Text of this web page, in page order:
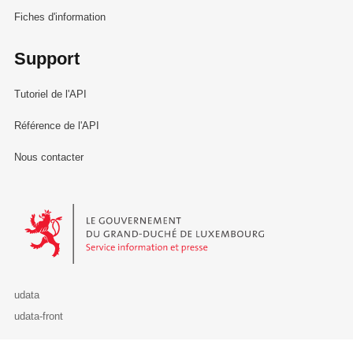
Fiches d'information
Support
Tutoriel de l'API
Référence de l'API
Nous contacter
Le Gouvernement du Grand-Duché de Luxembourg - Service
udata
udata-front